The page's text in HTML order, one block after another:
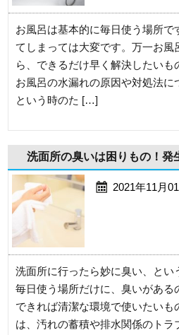
お風呂は基本的に毎日使う場所で
てしまっては大変です。万一お風
ら、できるだけ早く解決したいも
お風呂の水漏れの原因や対処法に
という時のた […]
洗面所の臭いは困りもの！発
2021年11月
洗面所に行ったら妙に臭い、とい
毎日使う場所だけに、臭いがある
できれば清潔な環境で使いたいも
は、汚れの蓄積や排水関係のトラ